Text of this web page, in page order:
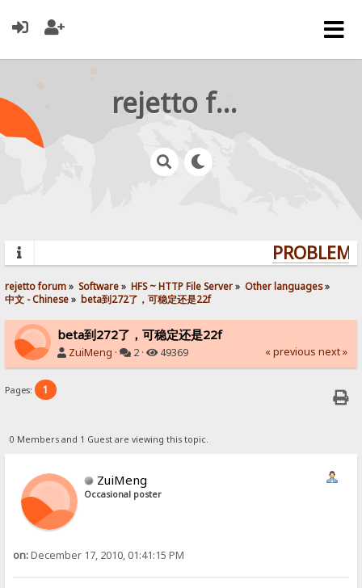
rejetto forum
rejetto forum» Software» HFS ~ HTTP File Server» Other languages»
中文 - Chinese» beta到272了，可稳定还是22f
beta到272了，可稳定还是22f
ZuiMeng · 2 · 49369 « previous next »
Pages: 1
0 Members and 1 Guest are viewing this topic.
ZuiMeng
Occasional poster
on:December 17, 2010, 01:41:15 PM